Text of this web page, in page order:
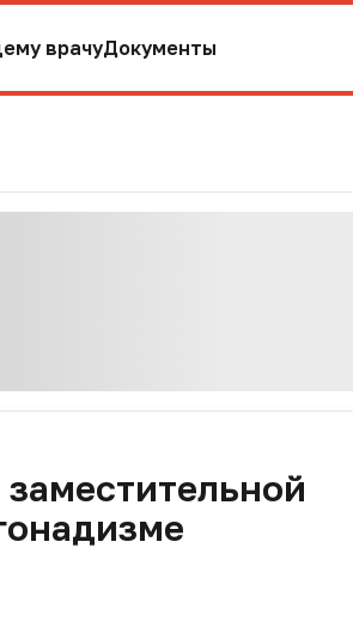
врачуДокументы